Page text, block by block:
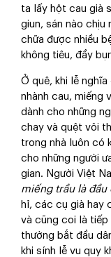
ta lấy hột cau già
giun, sán nào chịu
chữa được nhiều
không tiêu, đầy
Ở quê, khi lễ
nhành cau, miếng
dành cho những
chay và quệt vôi
trong nhà luôn có
cho những người
gian. Người Việt
miếng trầu là đầu
hỉ, các cụ già hay
và cũng coi là tiếp
thường bắt đầu
khi sính lễ vu quy